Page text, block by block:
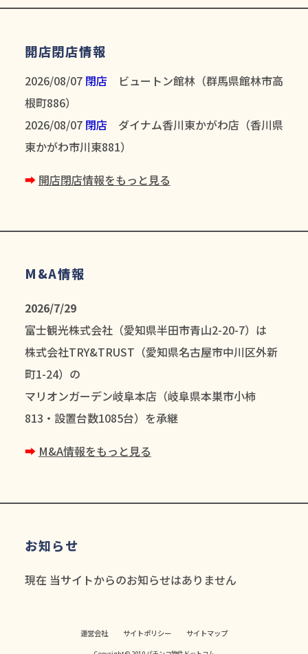
開店閉店情報
2026/08/07 閉店
ビュートン館林（群馬県館林市高
根町886）
2026/08/07 閉店 ダイナム香川東かがわ店（香川県
東かがわ市川東881）
➡︎ 開店閉店情報をもっと見る
M&A情報
2026/7/29
富士観光株式会社（愛知県半田市青山2-20-7）は
株式会社TRY&TRUST（愛知県名古屋市中川区外新
町1-24）の
マリオンガーデン岐阜本店（岐阜県本巣市小柿
813・設置台数1085台）を承継
➡︎ M&A情報をもっと見る
お知らせ
現在 当サイトからのお知らせはありません
運営会社 サイトポリシー サイトマップ